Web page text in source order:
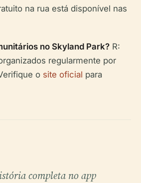
na rua está disponível nas
no Skyland Park? R:
regularmente por
o site oficial para
completa no app